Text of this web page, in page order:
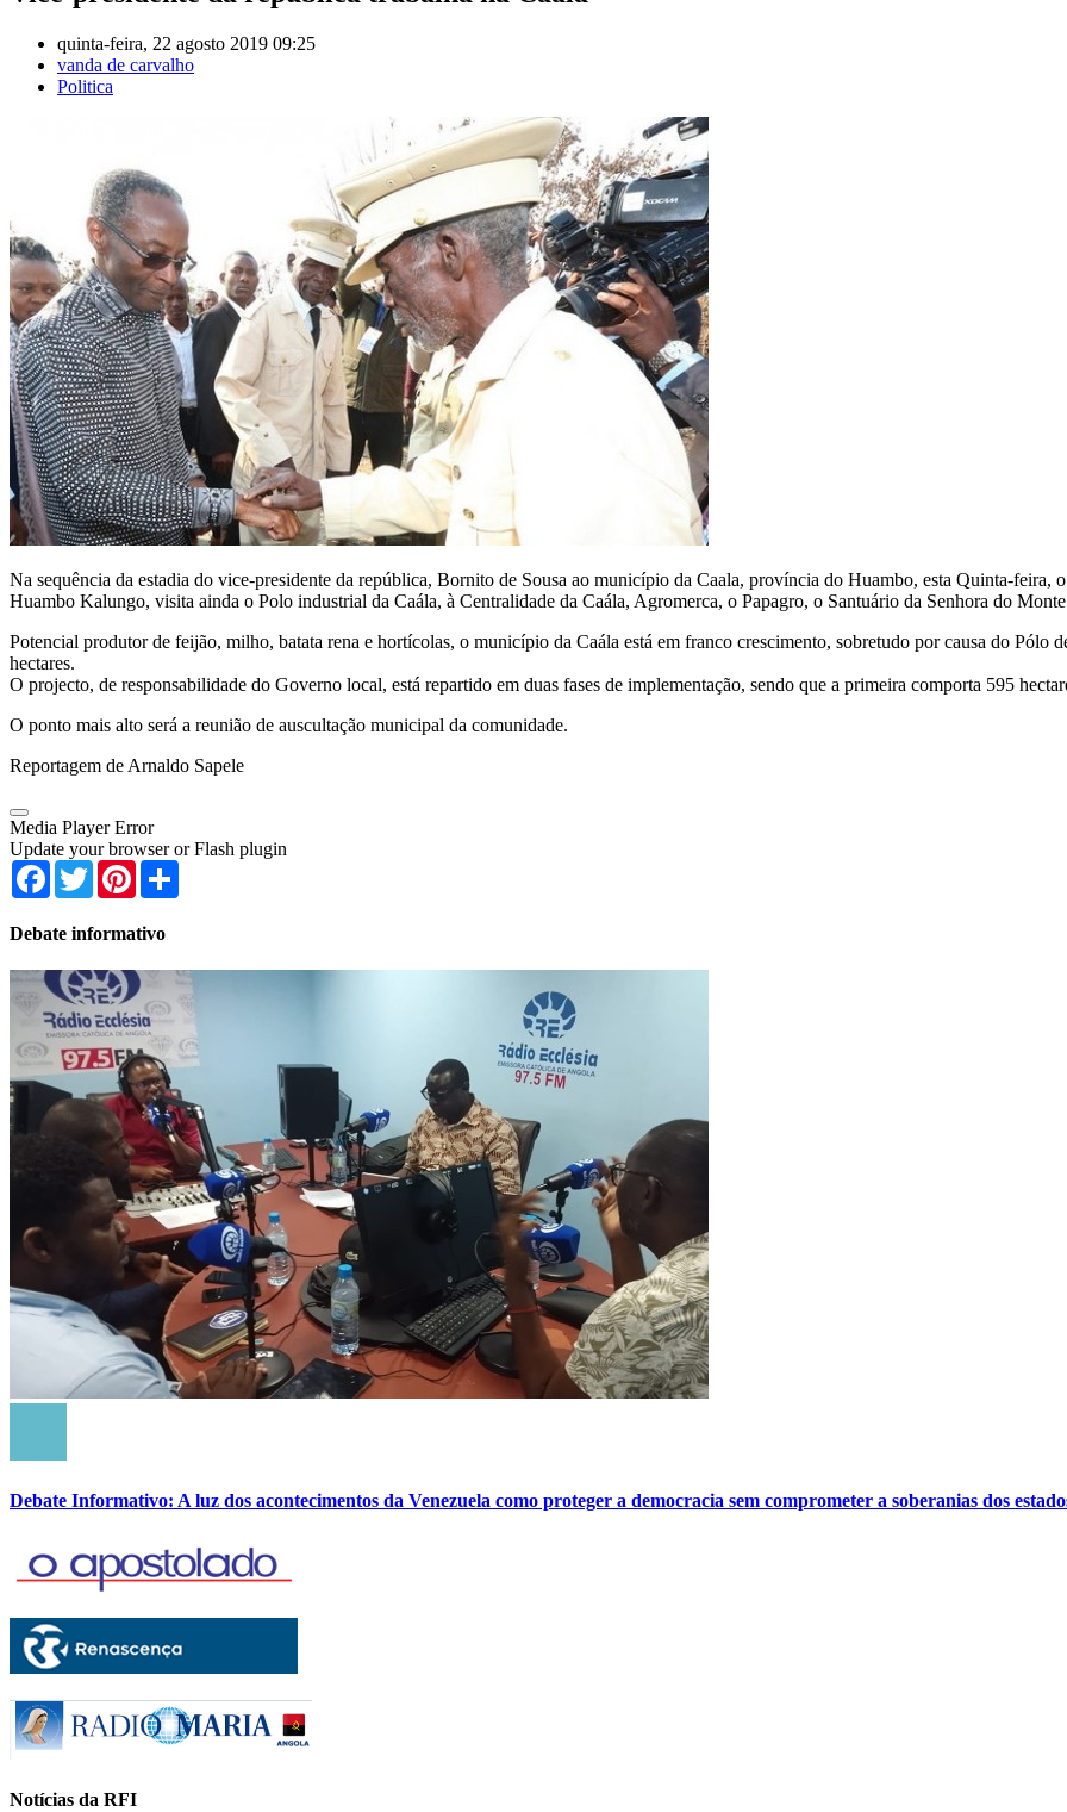
quinta-feira, 22 agosto 2019 09:25
vanda de carvalho
Politica
Na sequência da estadia do vice-presidente da república, Bornito de Sousa ao município da Caala, província do Huambo, esta Quinta-feira,
Huambo Kalungo, visita ainda o Polo industrial da Caála, à Centralidade da Caála, Agromerca, o Papagro, o Santuário da Senhora do
Potencial produtor de feijão, milho, batata rena e hortícolas, o município da Caála está em franco crescimento, sobretudo por causa do Pólo
hectares.
O projecto, de responsabilidade do Governo local, está repartido em duas fases de implementação, sendo que a primeira comporta 595
O ponto mais alto será a reunião de auscultação municipal da comunidade.
Reportagem de Arnaldo Sapele
Media Player Error
Update your browser or Flash plugin
Facebook
TwitterPinterest
Debate informativo
Debate Informativo: A luz dos acontecimentos da Venezuela como proteger a democracia sem comprometer a soberanias dos
Notícias da RFI